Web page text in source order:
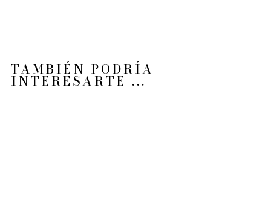
TAMBIÉN PODRÍA
INTERESARTE ...